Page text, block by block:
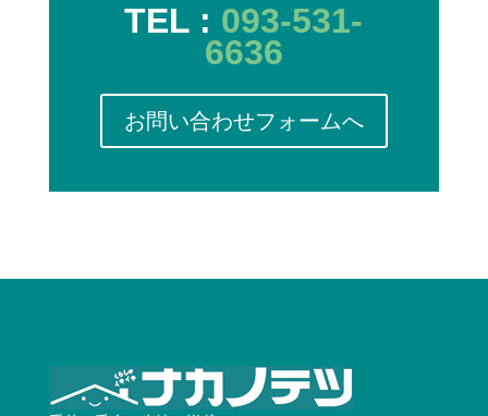
TEL : 093-531-
6636
お問い合わせフォームへ